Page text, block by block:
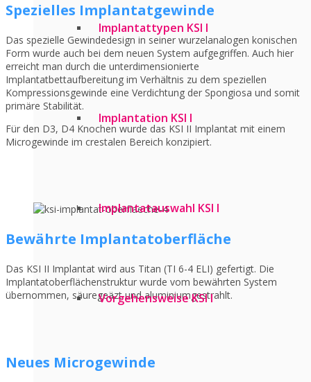
Implantattypen KSI I
Implantation KSI I
Implantatauswahl KSI I
Vorgehensweise KSI I
Spezielles Implantatgewinde
Das spezielle Gewindedesign in seiner wurzelanalogen konischen
Form wurde auch bei dem neuen System aufgegriffen. Auch hier
erreicht man durch die unterdimensionierte
Implantatbettaufbereitung im Verhältnis zu dem speziellen
Kompressionsgewinde eine Verdichtung der Spongiosa und somit
primäre Stabilität.
Für den D3, D4 Knochen wurde das KSI II Implantat mit einem
Microgewinde im crestalen Bereich konzipiert.
Bewährte Implantatoberfläche
Das KSI II Implantat wird aus Titan (TI 6-4 ELI) gefertigt. Die
Implantatoberflächenstruktur wurde vom bewährten System
übernommen, säuregeäzt und aluminiumgestrahlt.
Neues Microgewinde